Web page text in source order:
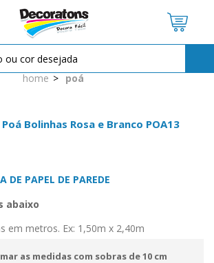
home poá
Bolinhas Rosa e Branco POA13
DE PAPEL DE PAREDE
abaixo
em metros. Ex: 1,50m x 2,40m
as medidas com sobras de 10 cm
OPÇÕES DE PARCELAMENTO:
7,25sem juros